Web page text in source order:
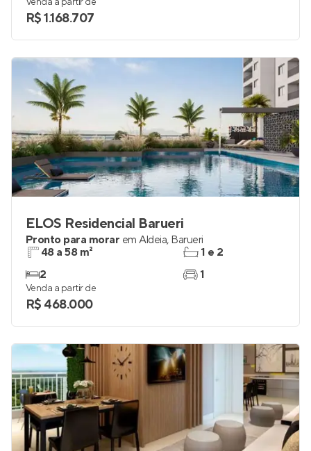
R$ 1.168.707
ELOS Residencial Barueri
Pronto para morar em Aldeia, Barueri
48 a 58 m²
2
1 e 2
1
Venda a partir de
R$ 468.000